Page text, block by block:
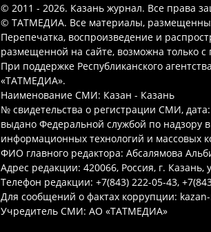
© 2011 - 2026. Казань журнал. Все права
© ТАТМЕДИА. Все материалы,
Перепечатка, воспроизведение и
размещенной на сайте, возможна только
При поддержке Республиканского
«ТАТМЕДИА».
Наименование СМИ: Казан - Казань
№ свидетельства о регистрации СМИ,
выдано Федеральной службой по надзору
информационных технологий и массовых
ФИО главного редактора: Абсалямова
Адрес редакции: 420066, Россия, г. Казань,
Телефон редакции: +7(843) 222-05-43,
Для сообщений о фактах коррупции:
Учредитель СМИ: АО «ТАТМЕДИА»